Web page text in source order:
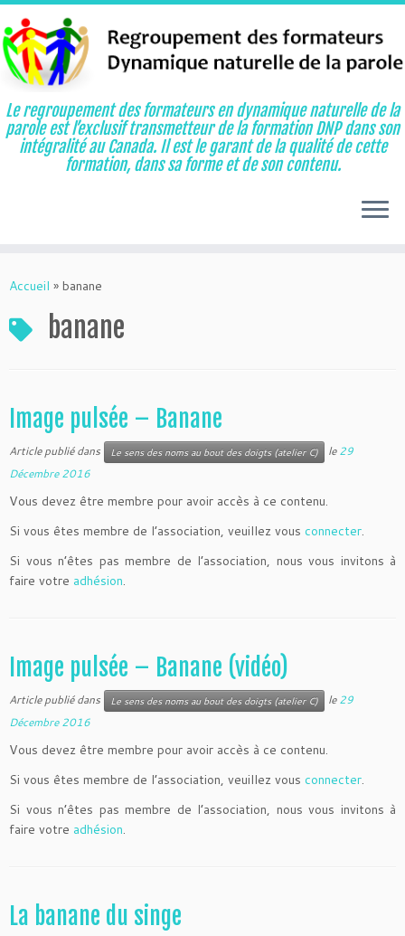
au
Le regroupement des formateurs en dynamique naturelle de la
parole est l’exclusif transmetteur de la formation DNP dans son
intégralité au Canada. Il est le garant de la qualité de cette
formation, dans sa forme et de son contenu.
Accueil » banane
banane
Image pulsée – Banane
Article publié dans Le sens des noms au bout des doigts (atelier C) le29
Décembre 2016
Vous devez être membre pour avoir accès à ce contenu.
Si vous êtes membre de l’association, veuillez vous connecter.
Si vous n’êtes pas membre de l’association, nous vous invitons à
faire votre adhésion.
Image pulsée – Banane (vidéo)
Article publié dans Le sens des noms au bout des doigts (atelier C) le29
Décembre 2016
Vous devez être membre pour avoir accès à ce contenu.
Si vous êtes membre de l’association, veuillez vous connecter.
Si vous n’êtes pas membre de l’association, nous vous invitons à
faire votre adhésion.
La banane du singe